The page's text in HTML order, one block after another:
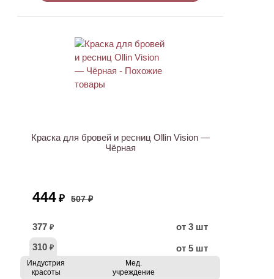
Краска для бровей и ресниц Ollin Vision —
Чёрная
444 ₽ 507 ₽
377 ₽
от 3 шт
310 ₽ от 5 шт
Индустрия
красоты
Мед.
учреждение